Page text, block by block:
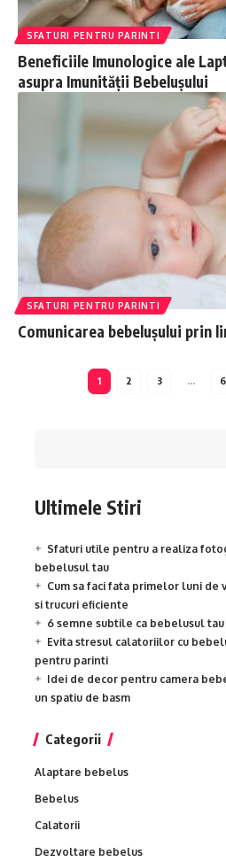
SFATURI PENTRU PARINTI
Beneficiile Imunologice ale
asupra Imunității Bebelușului
SFATURI PENTRU PARINTI
Comunicarea bebelușului prin
1 2 3 … 6
Ultimele Stiri
Sfaturi utile pentru a realiza
bebelusul tau
Cum sa faci fata primelor luni de
si trucuri eficiente
6 semne subtile ca bebelusul
Evita stresul calatoriilor cu
pentru parinti
Idei de decor pentru camera
un spatiu de basm
Categorii
Alaptare bebelus
Bebelus
Calatorii
Dezvoltare bebelus